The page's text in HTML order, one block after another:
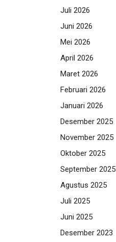
Juli 2026
Juni 2026
Mei 2026
April 2026
Maret 2026
Februari 2026
Januari 2026
Desember 2025
November 2025
Oktober 2025
September 2025
Agustus 2025
Juli 2025
Juni 2025
Desember 2023